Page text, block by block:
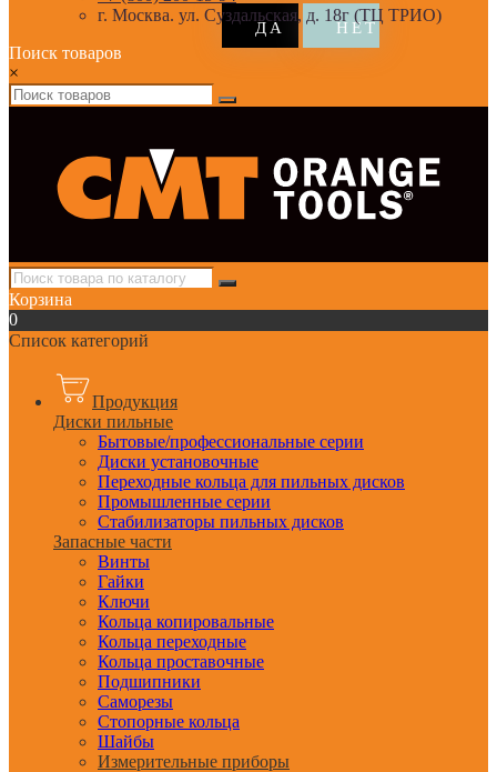
г. Москва. ул. Суздальская, д. 18г (ТЦ ТРИО)
Поиск товаров
×
Корзина
0
Список категорий
Продукция
Диски пильные
Бытовые/профессиональные серии
Диски установочные
Переходные кольца для пильных дисков
Промышленные серии
Стабилизаторы пильных дисков
Запасные части
Винты
Гайки
Ключи
Кольца копировальные
Кольца переходные
Кольца проставочные
Подшипники
Саморезы
Стопорные кольца
Шайбы
Измерительные приборы